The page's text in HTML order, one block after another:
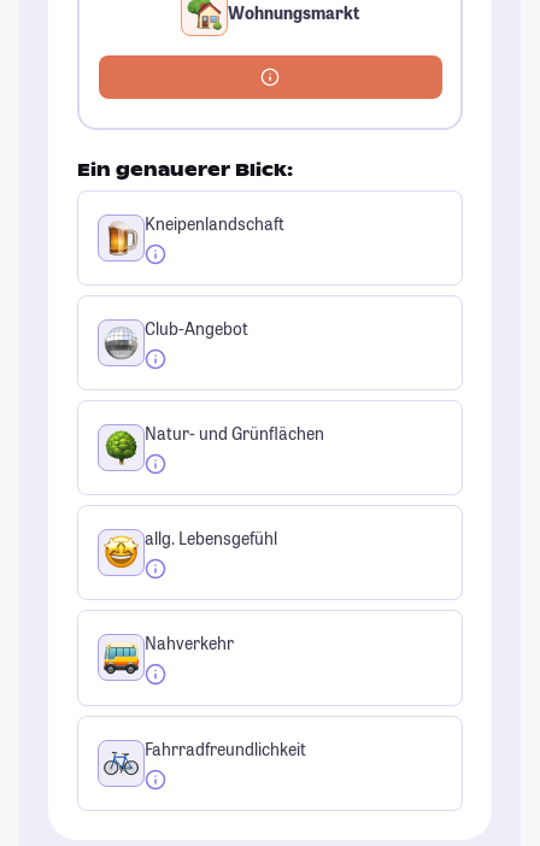
Wohnungsmarkt
Ein genauerer Blick:
Kneipenlandschaft
Club-Angebot
Natur- und Grünflächen
allg. Lebensgefühl
Nahverkehr
Fahrradfreundlichkeit